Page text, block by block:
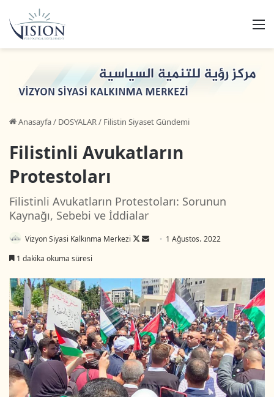
Anasayfa/ DOSYALAR/ Filistin Siyaset Gündemi
Filistinli Avukatların
Protestoları
Filistinli Avukatların Protestoları: Sorunun
Kaynağı, Sebebi ve İddialar
Vizyon Siyasi Kalkınma Merkezi
F
l
o
w
o
n
X
e
-
p
o
s
t
a
g
1 Ağustos، 2022
1 dakika okuma süresi